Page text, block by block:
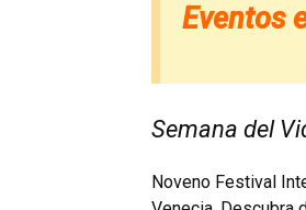
Eventos
Semana del
Noveno Festival